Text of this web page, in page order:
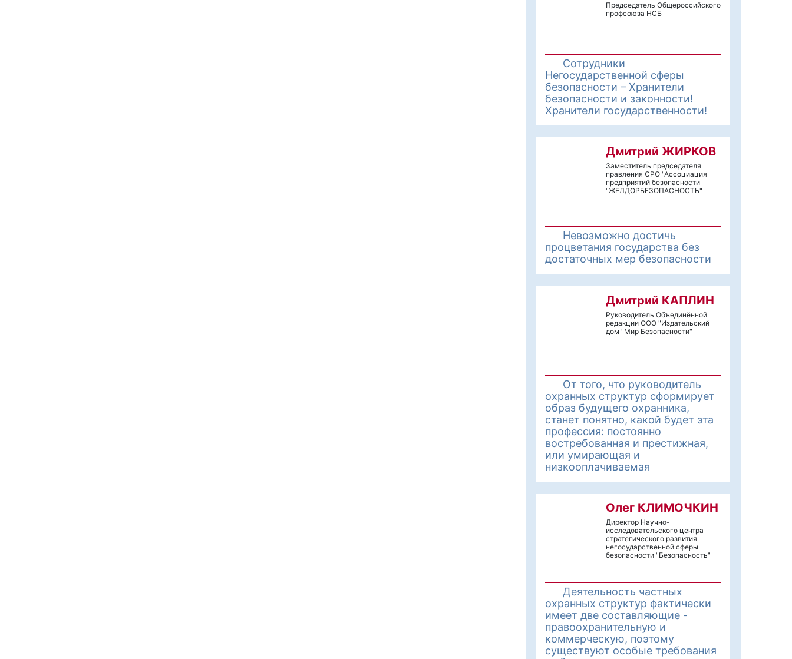
Председатель Общероссийского
профсоюза НСБ
Сотрудники
Негосударственной сферы
безопасности – Хранители
безопасности и законности!
Хранители государственности!
Дмитрий ЖИРКОВ
Заместитель председателя
правления СРО "Ассоциация
предприятий безопасности
"ЖЕЛДОРБЕЗОПАСНОСТЬ"
Невозможно достичь
процветания государства без
достаточных мер безопасности
Дмитрий КАПЛИН
Руководитель Объединённой
редакции ООО "Издательский
дом "Мир Безопасности"
От того, что руководитель
охранных структур сформирует
образ будущего охранника,
станет понятно, какой будет эта
профессия: постоянно
востребованная и престижная,
или умирающая и
низкооплачиваемая
Олег КЛИМОЧКИН
Директор Научно-
исследовательского центра
стратегического развития
негосударственной сферы
безопасности "Безопасность"
Деятельность частных
охранных структур фактически
имеет две составляющие -
правоохранительную и
коммерческую, поэтому
существуют особые требования